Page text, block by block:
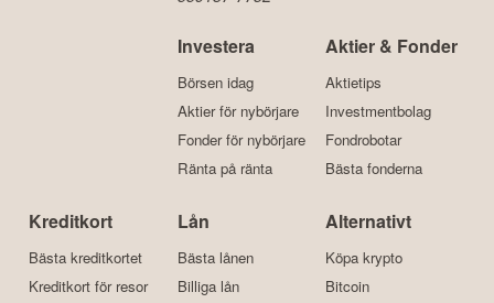
Investera
Börsen idag
Aktier för nybörjare
Fonder för nybörjare
Ränta på ränta
Aktier & Fonder
Aktietips
Investmentbolag
Fondrobotar
Bästa fonderna
Kreditkort
Bästa kreditkortet
Kreditkort för resor
Lån
Bästa lånen
Billiga lån
Alternativt
Köpa krypto
Bitcoin